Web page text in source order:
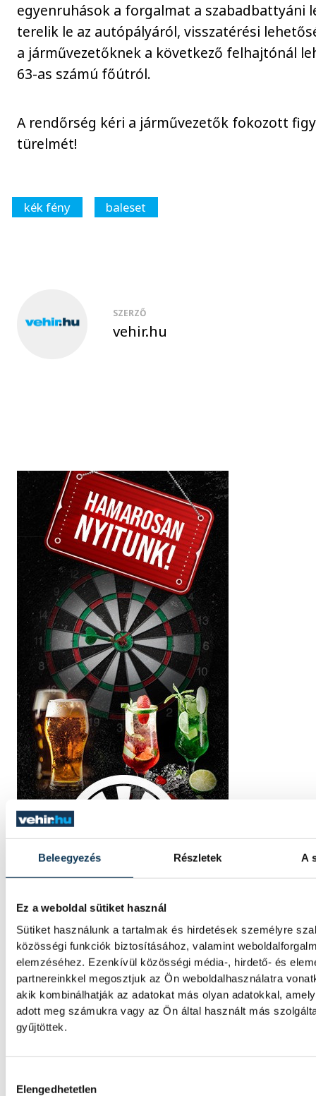
Beleegyezés Részletek A
Ez a weboldal sütiket használ
Sütiket használunk a tartalmak és hirdetések személyre
közösségi funkciók biztosításához, valamint
elemzéséhez. Ezenkívül közösségi média-, hirdető- és
partnereinkkel megosztjuk az Ön weboldalhasználatra
akik kombinálhatják az adatokat más olyan adatokkal,
adott meg számukra vagy az Ön által használt más
gyűjtöttek.
Elengedhetetlen
egyenruhások a forgalmat a szabadbattyáni
terelik le az autópályáról, visszatérési
a járművezetőknek a következő felhajtónál
63-as számú főútról.
A rendőrség kéri a járművezetők fokozott
türelmét!
kék fény baleset
SZERZŐ
vehir.hu
TOVÁBBI CIKKEK
KÉK FÉNY
Két autó karambolozott a
Csopaknál